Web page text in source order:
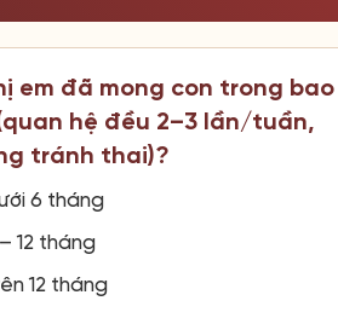
em đã mong con trong bao
hệ đều 2–3 lần/tuần,
tránh thai)?
6 tháng
12 tháng
12 tháng